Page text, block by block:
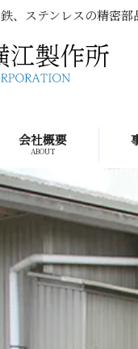
鉄、ステンレスの精密
会社概要